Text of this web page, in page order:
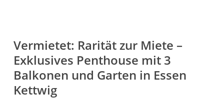
Herzlich Willkommen
First Real Estate Partner
Vermietet: Rarität zur Miete –
Exklusives Penthouse mit 3
Balkonen und Garten in Essen
Kettwig